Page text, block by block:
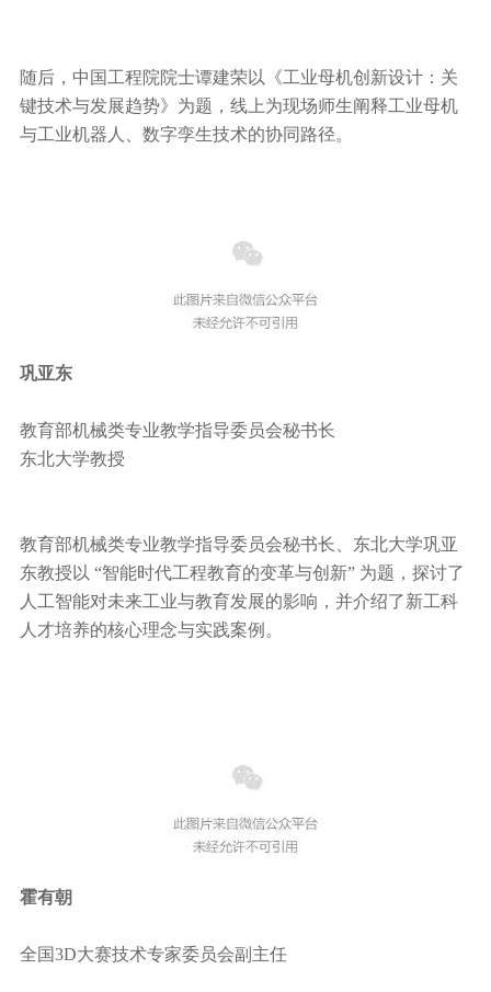
随后，中国工程院院士谭建荣以《工业母机创新设计：关
键技术与发展趋势》为题，线上为现场师生阐释工业母机
与工业机器人、数字孪生技术的协同路径。
巩亚东
教育部机械类专业教学指导委员会秘书长
东北大学教授
教育部机械类专业教学指导委员会秘书长、东北大学巩亚
东教授以 “智能时代工程教育的变革与创新” 为题，探讨了
人工智能对未来工业与教育发展的影响，并介绍了新工科
人才培养的核心理念与实践案例。
霍有朝
全国3D大赛技术专家委员会副主任